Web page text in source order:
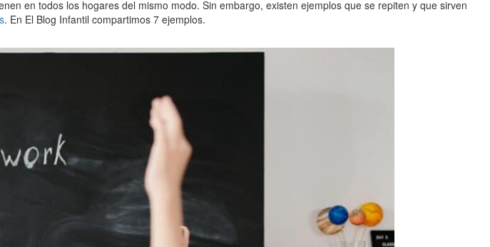
en todos los hogares del mismo modo. Sin embargo, existen ejemplos que se repiten y que sirven
. En El Blog Infantil compartimos 7 ejemplos.